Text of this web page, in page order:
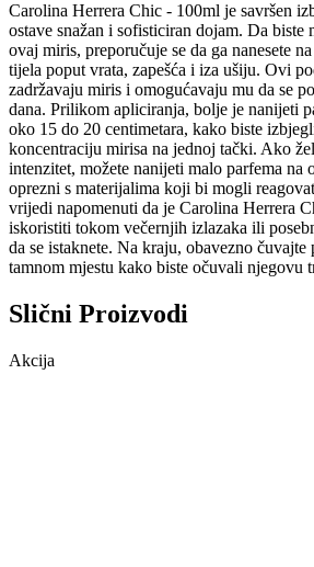
Carolina Herrera Chic - 100ml je savršen
ostave snažan i sofisticiran dojam. Da biste
ovaj miris, preporučuje se da ga nanesete
tijela poput vrata, zapešća i iza ušiju. Ovi
zadržavaju miris i omogućavaju mu da se
dana. Prilikom apliciranja, bolje je nanijeti
oko 15 do 20 centimetara, kako biste
koncentraciju mirisa na jednoj tački. Ako
intenzitet, možete nanijeti malo parfema na
oprezni s materijalima koji bi mogli
vrijedi napomenuti da je Carolina Herrera
iskoristiti tokom večernjih izlazaka ili
da se istaknete. Na kraju, obavezno čuvajte
tamnom mjestu kako biste očuvali njegovu
Slični Proizvodi
Akcija